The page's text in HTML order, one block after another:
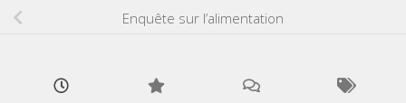
Enquête sur l’alimentation